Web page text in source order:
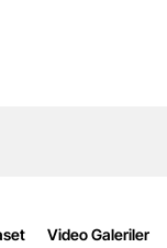
Video Galeriler